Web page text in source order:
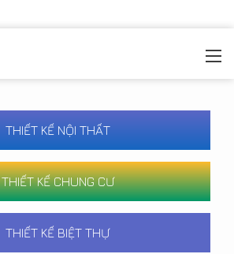
THIẾT KẾ NỘI THẤT
THIẾT KẾ CHUNG CƯ
THIẾT KẾ BIỆT THỰ